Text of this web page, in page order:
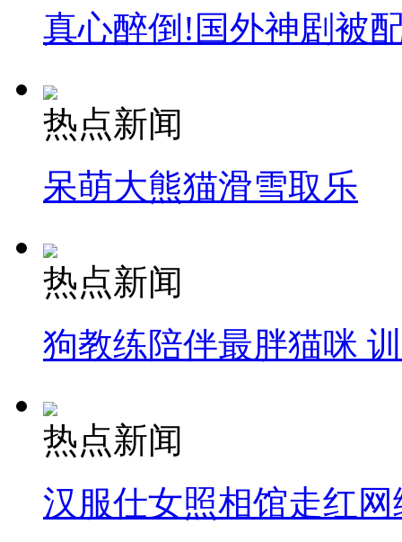
真心醉倒!国外神剧被
热点新闻
呆萌大熊猫滑雪取乐
热点新闻
狗教练陪伴最胖猫咪
热点新闻
汉服仕女照相馆走红网